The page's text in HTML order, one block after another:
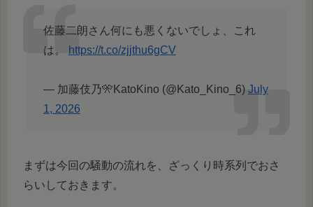
佐藤二朗さん何にも悪くないでしょ、これ
は。
https://t.co/zjjthu6gCV
— 加藤伎乃🎌KatoKino (@Kato_Kino_6) July
1, 2026
まずは今回の騒動の流れを、ざっくり時系列でおさ
らいしておきます。